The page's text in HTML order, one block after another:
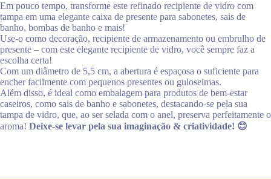
Em pouco tempo, transforme este refinado recipiente de vidro com
tampa em uma elegante caixa de presente para sabonetes, sais de
banho, bombas de banho e mais!
Use-o como decoração, recipiente de armazenamento ou embrulho de
presente – com este elegante recipiente de vidro, você sempre faz a
escolha certa!
Com um diâmetro de 5,5 cm, a abertura é espaçosa o suficiente para
encher facilmente com pequenos presentes ou guloseimas.
Além disso, é ideal como embalagem para produtos de bem-estar
caseiros, como sais de banho e sabonetes, destacando-se pela sua
tampa de vidro, que, ao ser selada com o anel, preserva perfeitamente o
aroma! Deixe-se levar pela sua imaginação & criatividade! 😊